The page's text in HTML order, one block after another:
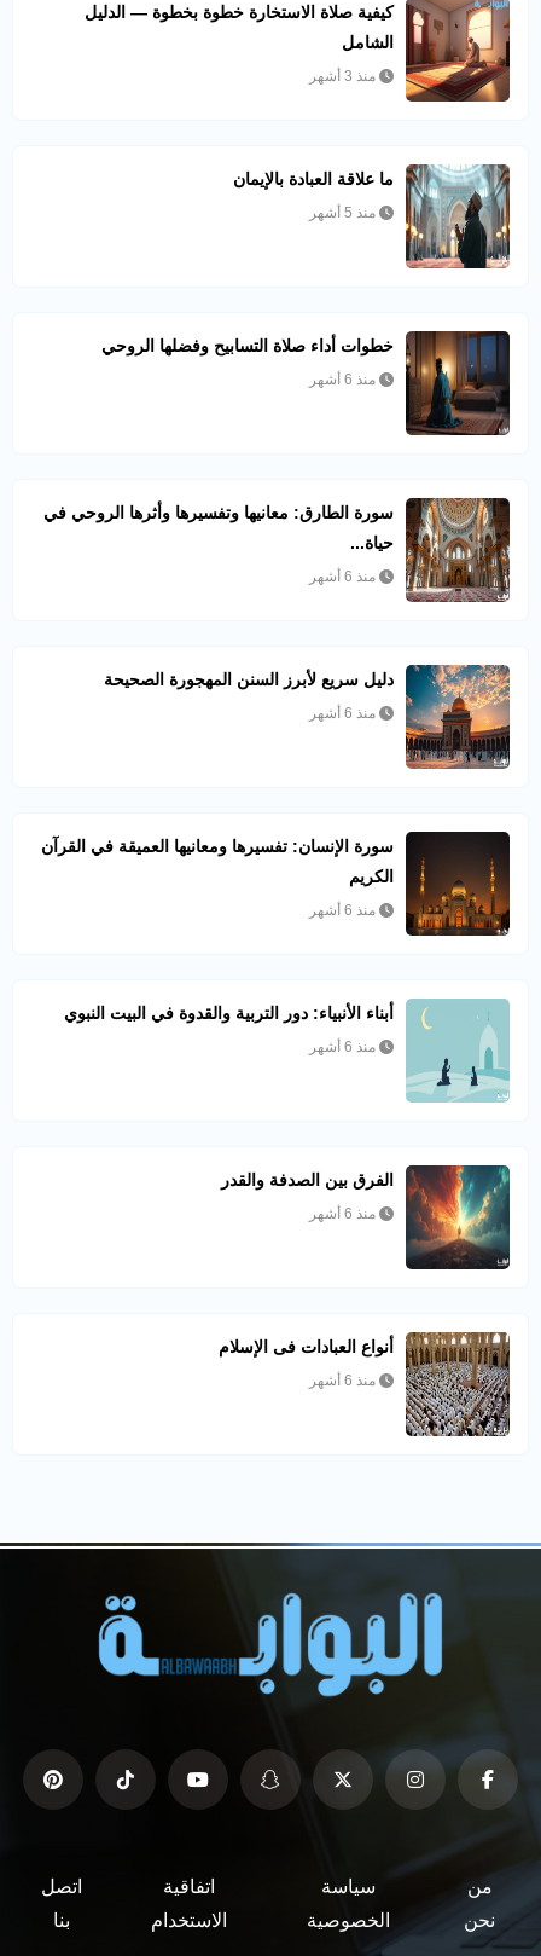
كيفية صلاة الاستخارة خطوة بخطوة — الدليل
الشامل
منذ 3 أشهر
ما علاقة العبادة بالإيمان
منذ 5 أشهر
خطوات أداء صلاة التسابيح وفضلها الروحي
منذ 6 أشهر
سورة الطارق: معانيها وتفسيرها وأثرها الروحي في
حياة...
منذ 6 أشهر
دليل سريع لأبرز السنن المهجورة الصحيحة
منذ 6 أشهر
سورة الإنسان: تفسيرها ومعانيها العميقة في القرآن
الكريم
منذ 6 أشهر
أبناء الأنبياء: دور التربية والقدوة في البيت النبوي
منذ 6 أشهر
الفرق بين الصدفة والقدر
منذ 6 أشهر
أنواع العبادات فى الإسلام
منذ 6 أشهر
من
نحن
سياسة
الخصوصية
اتفاقية
الاستخدام
اتصل
بنا